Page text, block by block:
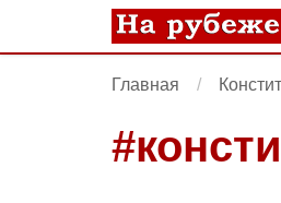
Главная
#